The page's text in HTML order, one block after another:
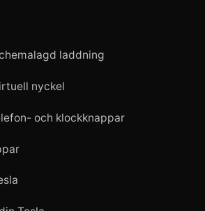
laddning
nyckel
och klockknappar